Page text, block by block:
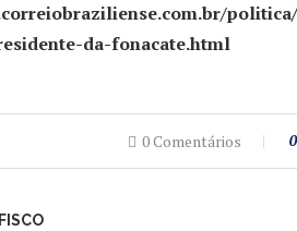
da-fonacate.html
0 Comentários 0